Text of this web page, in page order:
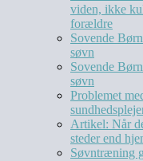
viden, ikke
forældre
Sovende
søvn
Sovende
søvn
Problemet
Artikel: Når
steder end
Søvntræning